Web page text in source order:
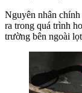
Nguyên nhân
ra trong quá trình
trường bên ngoài